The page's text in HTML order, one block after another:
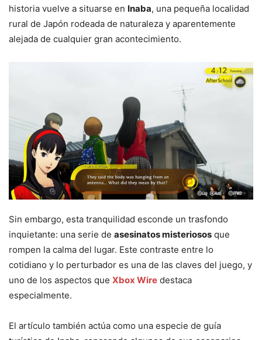
historia vuelve a situarse en Inaba, una pequeña localidad
rural de Japón rodeada de naturaleza y aparentemente
alejada de cualquier gran acontecimiento.
Sin embargo, esta tranquilidad esconde un trasfondo
inquietante: una serie de asesinatos misteriosos que
rompen la calma del lugar. Este contraste entre lo
cotidiano y lo perturbador es una de las claves del juego, y
uno de los aspectos que Xbox Wire destaca
especialmente.
El artículo también actúa como una especie de guía